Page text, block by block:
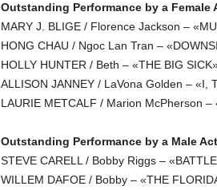
Outstanding Performance by a
MARY J. BLIGE / Florence Jackson –
HONG CHAU / Ngoc Lan Tran –
HOLLY HUNTER / Beth – «THE BIG
ALLISON JANNEY / LaVona Golden – «I,
LAURIE METCALF / Marion McPherson –
Outstanding Performance by a Male
STEVE CARELL / Bobby Riggs –
WILLEM DAFOE / Bobby – «THE